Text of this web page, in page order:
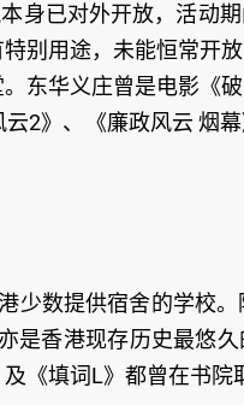
身已对外开放，活动
别用途，未能恒常开
东华义庄曾是电影《
2》、《廉政风云 烟
少数提供宿舍的学校
是香港现存历史最悠
《填词L》都曾在书院